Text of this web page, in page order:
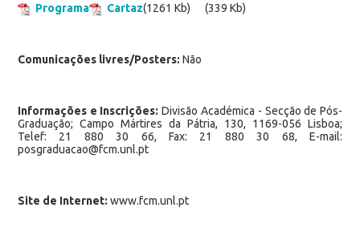
Programa (1261 Kb)
Cartaz (339 Kb)
Comunicações livres/Posters: Não
Informações e Inscrições:Divisão Académica - Secção de Pós-
Graduação; Campo Mártires da Pátria, 130, 1169-056 Lisboa;
Telef: 21 880 30 66, Fax: 21 880 30 68, E-mail:
posgraduacao@fcm.unl.pt
Site de Internet: www.fcm.unl.pt